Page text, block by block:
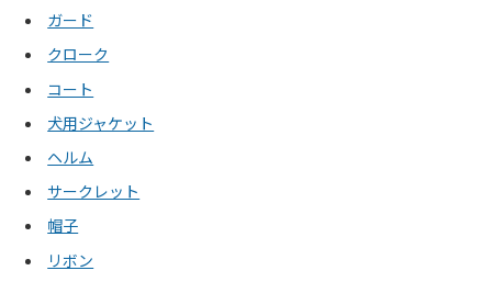
ガード
クローク
コート
犬用ジャケット
ヘルム
サークレット
帽子
リボン